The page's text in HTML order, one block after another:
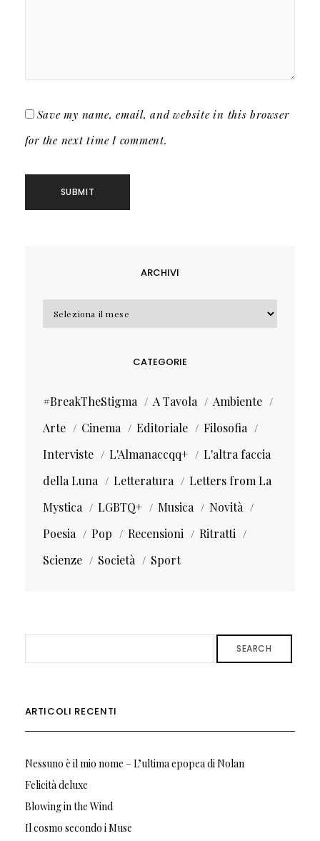
Save my name, email, and website in this browser
for the next time I comment.
ARCHIVI
Archivi
CATEGORIE
#BreakTheStigma A Tavola
Ambiente
Arte
Cinema Editoriale
Filosofia
Interviste
L'Almanaccqq+
L'altra faccia
della Luna
Letteratura
Letters from La
Mystica
LGBTQ+ Musica
Novità
Poesia
Pop Recensioni
Ritratti
Scienze
Società Sport
SEARCH
ARTICOLI RECENTI
Nessuno è il mio nome – L’ultima epopea di Nolan
Felicità deluxe
Blowing in the Wind
Il cosmo secondo i Muse